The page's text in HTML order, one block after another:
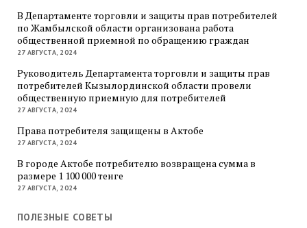
В Департаменте торговли и защиты прав потребителей
по Жамбылской области организована работа
общественной приемной по обращению граждан
27 АВГУСТА, 2024
Руководитель Департамента торговли и защиты прав
потребителей Кызылординской области провели
общественную приемную для потребителей
27 АВГУСТА, 2024
Права потребителя защищены в Актобе
27 АВГУСТА, 2024
В городе Актобе потребителю возвращена сумма в
размере 1 100 000 тенге
27 АВГУСТА, 2024
ПОЛЕЗНЫЕ СОВЕТЫ